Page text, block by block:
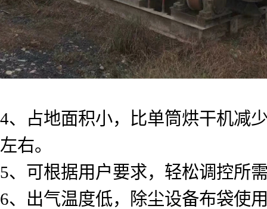
4、占地面积小，比单筒烘干机减
左右。
5、可根据用户要求，轻松调控所
6、出气温度低，除尘设备布袋使